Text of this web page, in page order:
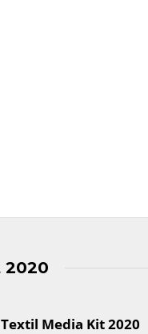
2020
Media Kit 2020